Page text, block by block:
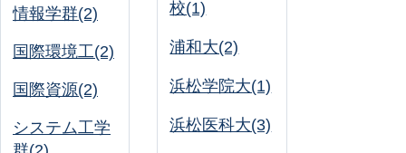
情報学群(2)
国際環境工(2)
国際資源(2)
システム工学
校(1)
浦和大(2)
浜松学院大(1)
浜松医科大(3)